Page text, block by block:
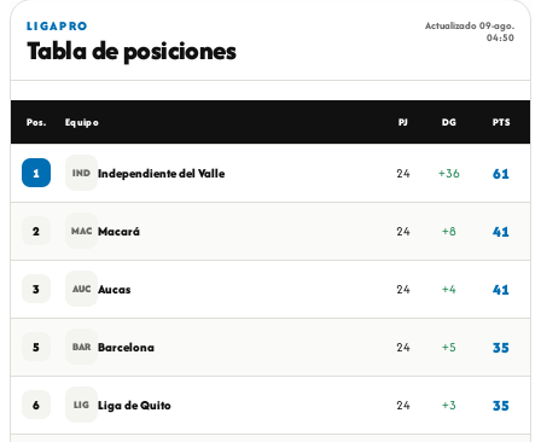
LIGAPRO
Tabla de posiciones
Actualizado 09-ago.
04:50
Tabla de posiciones de LigaPro
Pos. Equipo PJ DG PTS
1 IND Independiente del Valle 24 +36 61
2 MAC Macará 24 +8 41
3 AUC Aucas 24 +4 41
5 BAR Barcelona 24 +5 35
6 LIG Liga de Quito 24 +3 35